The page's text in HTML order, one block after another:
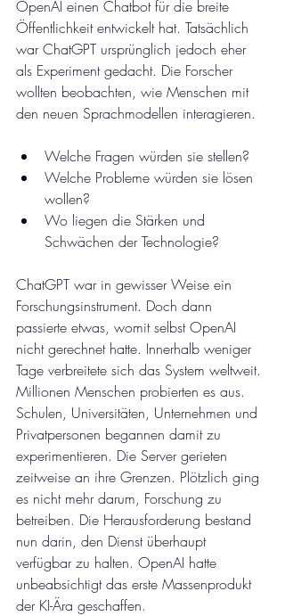
OpenAI einen Chatbot für die breite
Öffentlichkeit entwickelt hat. Tatsächlich
war ChatGPT ursprünglich jedoch eher
als Experiment gedacht. Die Forscher
wollten beobachten, wie Menschen mit
den neuen Sprachmodellen interagieren.
Welche Fragen würden sie stellen?
Welche Probleme würden sie lösen
wollen?
Wo liegen die Stärken und
Schwächen der Technologie?
ChatGPT war in gewisser Weise ein
Forschungsinstrument. Doch dann
passierte etwas, womit selbst OpenAI
nicht gerechnet hatte. Innerhalb weniger
Tage verbreitete sich das System weltweit.
Millionen Menschen probierten es aus.
Schulen, Universitäten, Unternehmen und
Privatpersonen begannen damit zu
experimentieren. Die Server gerieten
zeitweise an ihre Grenzen. Plötzlich ging
es nicht mehr darum, Forschung zu
betreiben. Die Herausforderung bestand
nun darin, den Dienst überhaupt
verfügbar zu halten. OpenAI hatte
unbeabsichtigt das erste Massenprodukt
der KI-Ära geschaffen.